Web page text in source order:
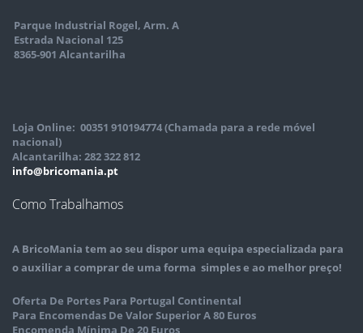
Parque Industrial Rogel, Arm. A
Estrada Nacional 125
8365-901 Alcantarilha
Loja Online: 00351 910194774 (Chamada para a rede móvel
nacional)
Alcantarilha: 282 322 812
info@bricomania.pt
Como Trabalhamos
A BricoMania tem ao seu dispor uma equipa especializada para
o auxiliar a comprar de uma forma simples e ao melhor preço!
Oferta De Portes Para Portugal Continental
Para Encomendas De Valor Superior A 80 Euros
Encomenda Mínima De 20 Euros